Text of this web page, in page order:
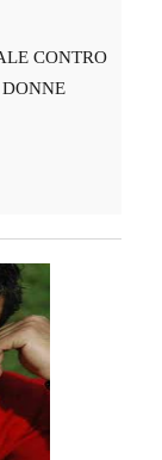
CONTRO